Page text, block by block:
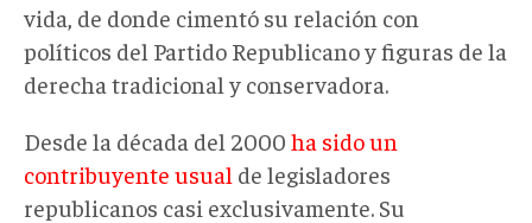
vida, de donde cimentó su relación con
políticos del Partido Republicano y figuras de la
derecha tradicional y conservadora.
Desde la década del 2000 ha sido un
contribuyente usual de legisladores
republicanos casi exclusivamente. Su